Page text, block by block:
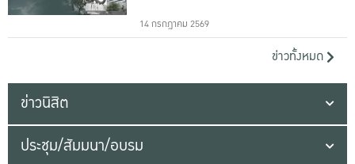
14 กรกฎาคม 2569
ข่าวทั้งหมด
ข่าวนิสิต
ประชุม/สัมมนา/อบรม